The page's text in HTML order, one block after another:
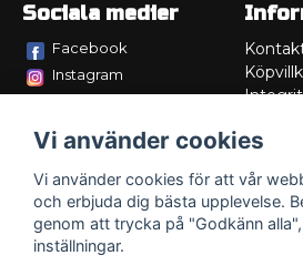
Sociala medier
Facebook
Instagram
Om oss
Vi använder cookies
Vi använder cookies för att vår
och erbjuda dig bästa upplevelse.
genom att trycka på "Godkänn
inställningar.